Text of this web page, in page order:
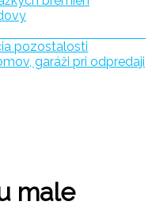
pozostalosti
garáži pri odpredaji
male